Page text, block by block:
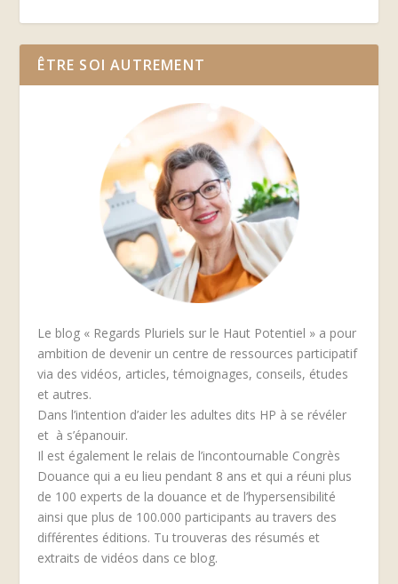
ÊTRE SOI AUTREMENT
Le blog « Regards Pluriels sur le Haut Potentiel » a pour
ambition de devenir un centre de ressources participatif
via des vidéos, articles, témoignages, conseils, études
et autres.
Dans l’intention d’aider les adultes dits HP à se révéler
et à s’épanouir.
Il est également le relais de l’incontournable Congrès
Douance qui a eu lieu pendant 8 ans et qui a réuni plus
de 100 experts de la douance et de l’hypersensibilité
ainsi que plus de 100.000 participants au travers des
différentes éditions. Tu trouveras des résumés et
extraits de vidéos dans ce blog.